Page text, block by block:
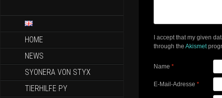
HOME
NEWS
SYONERA VON STYX
TIERHILFE PY
I accept that my given
through the Akismet
Name *
E-Mail-Adresse *